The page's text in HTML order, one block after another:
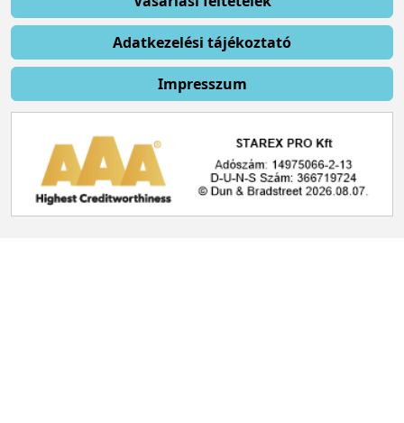
Adatkezelési tájékoztató
Impresszum